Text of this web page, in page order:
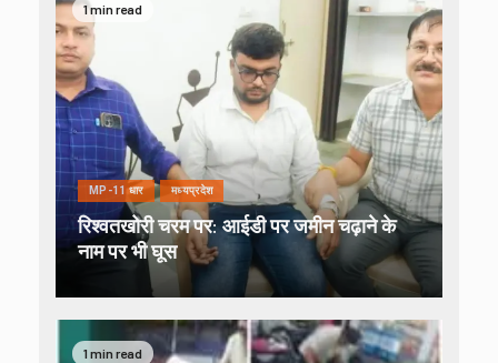
1 min read
MP-11 धार मध्यप्रदेश
रिश्वतखोरी चरम पर: आईडी पर जमीन चढ़ाने के
नाम पर भी घूस
1 min read